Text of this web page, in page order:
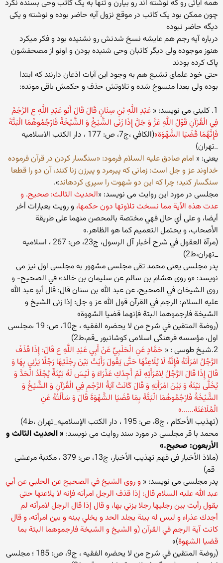
همه آیاتی رو که نوشته اند رو بیارن و تنها به یک کاتب وحی بسنده نکرد
چون ممکن بود یک کاتب در موقع نزول آیه حاضر بوده و نوشته و یکی
دیگه حاضر نبوده
درباره آیه رجم هم عایشه نسخ شدنش رو نشنیده بود و فکر میکرد
هنوز موجوده ولی دیگر کاتبان وحی شنیده بودن و اونو از مصحفشون
پاک کرده بودند
حتی خود علمای تشیع هم به وجود این آیات اذعان دارنند که ابتدا
بوده ولی بعدا منسوخ شده و تلاوتش حذف و حکمش باقی مونده:
1. کلینی می نویسد: «
عَبْدِ اللَّهِ بْنِ سِنَانٍ قَالَ قَالَ أَبُو عَبْدِ اللَّهِ ع الرَّجْمُ
فِي الْقُرْآنِ قَوْلُ اللَّهِ عَزَّ وَ جَلَّ إِذَا زَنَى الشَّيْخُ وَ الشَّيْخَةُ فَارْجُمُوهُمَا الْبَتَّةَ
فَإِنَّهُمَا قَضَيَا الشَّهْوَة»
(الكافي ،ج‏7، ص: 177 ، دار الکتب الاسلامیه
_تهران)
یعنی: « امام صادق عليه السلام فرمود: «سنگسار كردن در قرآن فرموده
خداوند عز و جل است: زمانى كه پيرمرد و پيرزن زنا كنند، آن دو را قطعا
سنگسار كنيد؛ چرا كه اين دو شهوت را سپرى كرده‏اند».
مجلسی در مورد این روایت می نویسد: «الحديث الثالث‏: صحيح. و
عدت هذه الآية مما نسخت تلاوتها دون حكمها، و رويت بعبارات أخر
أيضا، و على أي حال فهي مختصة بالمحصن منهما على طريقة
الأصحاب، و يحتمل التعميم كما هو الظاهر.»
(مرآة العقول في شرح أخبار آل الرسول، ج‏23، ص: 267 ، اسلامیه
_تهران،ط2)
پدر مجلسی یعنی محمد تقی مجلسی مشهور به مجلسی اول نیز می
نویسد: «و روى هشام بن سالم عن سليمان بن خالد» في الصحيح- و
روى الشيخان في الصحيح، عن عبد الله بن سنان قال: قال أبو عبد الله
عليه السلام: الرجم‏ في‏ القرآن‏ قول‏ الله‏ عز و جل: إذا زنى الشيخ و
الشيخة فارجموهما البتة فإنهما قضيا الشهوة»
(روضة المتقين في شرح من لا يحضره الفقيه ، ج‏10، ص: 19 ،مجلسی
اول، مؤسسه فرهنگى اسلامى كوشانبور _قم،ط2)
2.شیخ طوسی : «
حَمَّادٍ عَنِ الْحَلَبِيِّ عَنْ أَبِي عَبْدِ اللَّهِ ع قَالَ: إِذَا قَذَفَ
الرَّجُلُ امْرَأَتَهُ فَإِنَّهُ لَا يُلَاعِنُهَا حَتَّى يَقُولَ رَأَيْتُ بَيْنَ رِجْلَيْهَا رَجُلًا يَزْنِي بِهَا وَ
قَالَ إِذَا قَالَ الرَّجُلُ لِامْرَأَتِهِ لَمْ أَجِدْكِ عَذْرَاءَ وَ لَيْسَ لَهُ بَيِّنَةٌ يُجْلَدُ الْحَدَّ وَ
يُخَلَّى بَيْنَهُ وَ بَيْنَ امْرَأَتِهِ وَ قَالَ كَانَتْ آيَةُ الرَّجْمِ فِي الْقُرْآنِ وَ الشَّيْخُ وَ
الشَّيْخَةُ فَارْجُمُوهُمَا الْبَتَّةَ بِمَا قَضَيَا الشَّهْوَةَ قَالَ وَ سَأَلْتُهُ عَنِ
الْمُلَاعَنَة......»
(تهذيب الأحكام ، ج‏8، ص: 195 ، دار الكتب الإسلاميه‏_تهران ،ط4)
محمد با قر مجلسی در مورد سند روایت می نویسد: « الحديث الثالث و
الأربعون: صحيح.»
(ملاذ الأخيار في فهم تهذيب الأخبار، ج‏13، ص: 379 ، مکتبة مرعشی
_قم)
پدر مجلسی می نویسد: « و روى الشيخ في الصحيح عن الحلبي عن أبي
عبد الله عليه السلام قال: إذا قذف الرجل امرأته فإنه لا يلاعنها حتى
يقول رأيت بين رجليها رجلا يزني بها، و قال إذا قال الرجل لامرأته لم
أجدك عذراء و ليس له بينة يجلد الحد و يخلي بينه و بين امرأته، و قال
كانت آية الرجم في القرآن (و الشيخ و الشيخة فارجموهما البتة بما
قضيا الشهوة)»
(روضة المتقين في شرح من لا يحضره الفقيه ، ج‏9، ص: 185 ؛ مجلسی